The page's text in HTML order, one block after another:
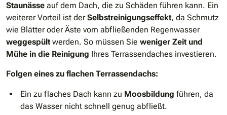
Staunässe auf dem Dach, die zu Schäden führen kann. Ein
weiterer Vorteil ist derSelbstreinigungseffekt, da Schmutz
wie Blätter oder Äste vom abfließenden Regenwasser
weggespült werden. So müssen Sie weniger Zeit und
Mühe in die Reinigung Ihres Terrassendaches investieren.
Folgen eines zu flachen Terrassendachs:
Ein zu flaches Dach kann zu Moosbildung führen, da
das Wasser nicht schnell genug abfließt.